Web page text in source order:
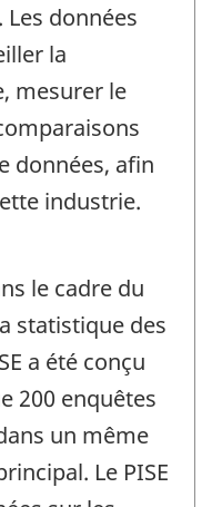
données
la
mesurer le
données, afin
industrie.
le cadre du
statistique des
a été conçu
200 enquêtes
un même
Le PISE